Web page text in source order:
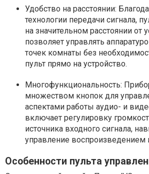
Удобство на расстоянии:
технологии передачи сигнала,
на значительном расстоянии от
позволяет управлять
точек комнаты без
пульт прямо на устройство.
Многофункциональность:
множеством кнопок для
аспектами работы аудио- и
включает регулировку
источника входного сигнала,
управление воспроизведением
Особенности пульта